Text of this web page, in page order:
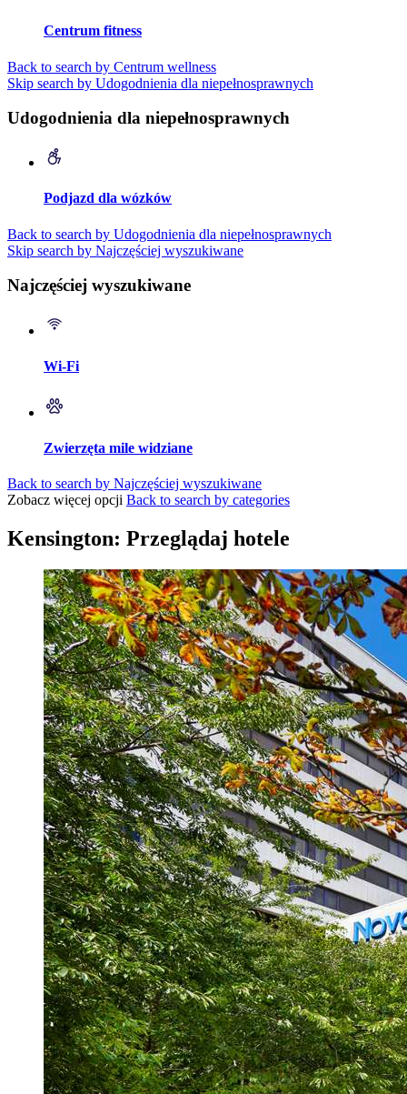
Centrum fitness
Back to search by Centrum wellness
Skip search by Udogodnienia dla niepełnosprawnych
Udogodnienia dla niepełnosprawnych
Podjazd dla wózków
Back to search by Udogodnienia dla niepełnosprawnych
Skip search by Najczęściej wyszukiwane
Najczęściej wyszukiwane
Wi-Fi
Zwierzęta mile widziane
Back to search by Najczęściej wyszukiwane
Zobacz więcej opcji Back to search by categories
Kensington: Przeglądaj hotele